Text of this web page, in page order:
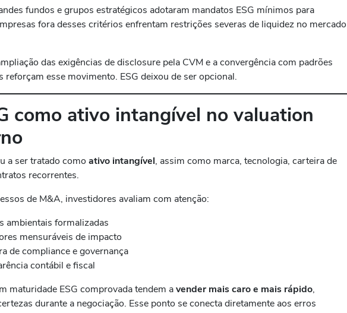
fundos e grupos estratégicos adotaram mandatos ESG mínimos para
fora desses critérios enfrentam restrições severas de liquidez no mercado
das exigências de disclosure pela CVM e a convergência com padrões
reforçam esse movimento. ESG deixou de ser opcional.
como ativo intangível no valuation
a ser tratado comoativo intangível, assim como marca, tecnologia, carteira de
recorrentes.
de M&A, investidores avaliam com atenção:
ambientais formalizadas
mensuráveis de impacto
de compliance e governança
contábil e fiscal
maturidade ESG comprovada tendem avender mais caro e mais rápido,
durante a negociação. Esse ponto se conecta diretamente aos erros